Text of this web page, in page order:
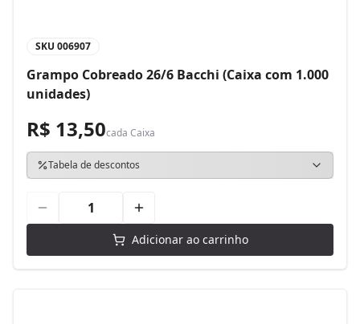
SKU 006907
Grampo Cobreado 26/6 Bacchi (Caixa com 1.000
unidades)
R$ 13,50cada Caixa
Tabela de descontos
Adicionar ao carrinho